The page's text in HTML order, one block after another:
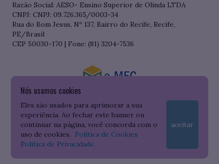
Nós usamos cookies
Eles são usados para aprimorar a sua
experiência. Ao fechar este banner ou
continuar na página, você concorda com o
uso de cookies. Política de Cookies
Política de Privacidade.
aceitar
Razão Social: AESO- Ensino Superior de Olinda LTDA
CNPJ: CNPJ: 09.726.365/0003-34
Rua do Bom Jesus, Nº 137, Bairro do Recife, Recife,
PE/Brasil
CEP 50030-170 | Fone: (81) 3204-7536
Consulte o cadastro da Instituição no Sistema do e-MEC